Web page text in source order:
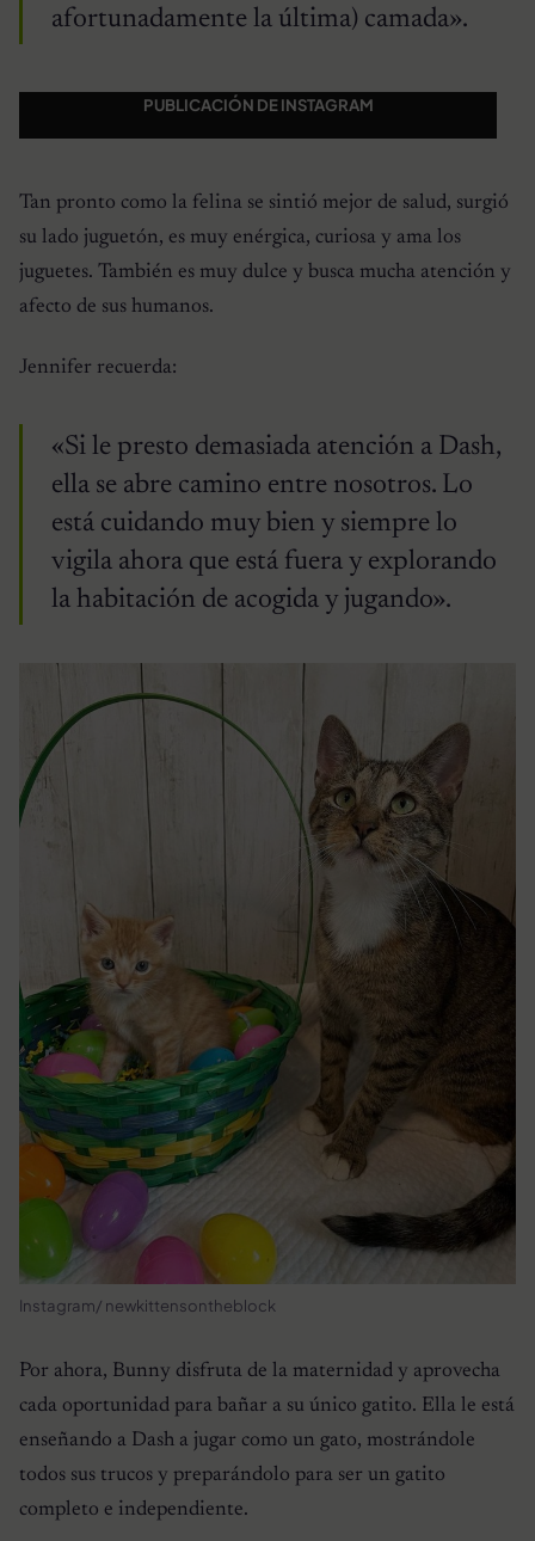
afortunadamente la última) camada».
PUBLICACIÓN DE INSTAGRAM
Tan pronto como la felina se sintió mejor de salud, surgió
su lado juguetón, es muy enérgica, curiosa y ama los
juguetes. También es muy dulce y busca mucha atención y
afecto de sus humanos.
Jennifer recuerda:
«Si le presto demasiada atención a Dash,
ella se abre camino entre nosotros. Lo
está cuidando muy bien y siempre lo
vigila ahora que está fuera y explorando
la habitación de acogida y jugando».
Instagram/ newkittensontheblock
Por ahora, Bunny disfruta de la maternidad y aprovecha
cada oportunidad para bañar a su único gatito. Ella le está
enseñando a Dash a jugar como un gato, mostrándole
todos sus trucos y preparándolo para ser un gatito
completo e independiente.